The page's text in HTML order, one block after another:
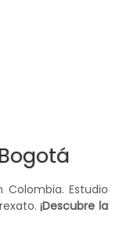
Estudio
¡Descubre la